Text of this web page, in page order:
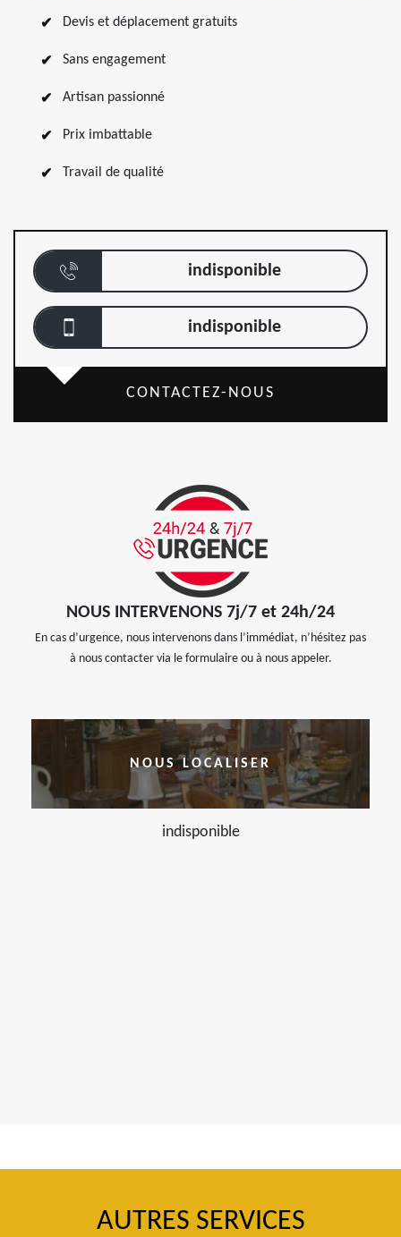
Devis et déplacement gratuits
Sans engagement
Artisan passionné
Prix imbattable
Travail de qualité
indisponible
indisponible
CONTACTEZ-NOUS
NOUS INTERVENONS 7j/7 et 24h/24
En cas d’urgence, nous intervenons dans l’immédiat, n’hésitez pas
à nous contacter via le formulaire ou à nous appeler.
NOUS LOCALISER
indisponible
AUTRES SERVICES